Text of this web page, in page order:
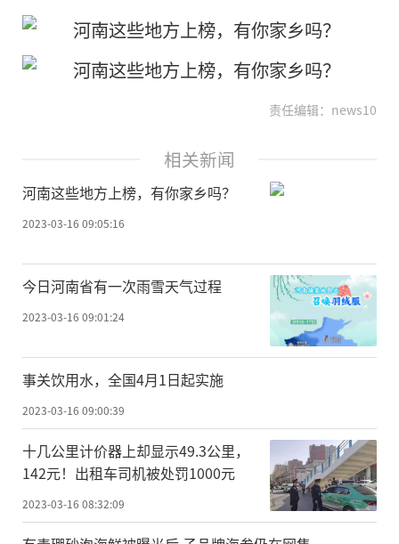
责任编辑：news10
相关新闻
河南这些地方上榜，有你家乡吗？
2023-03-16 09:05:16
今日河南省有一次雨雪天气过程
2023-03-16 09:01:24
事关饮用水，全国4月1日起实施
2023-03-16 09:00:39
十几公里计价器上却显示49.3公里，
142元！出租车司机被处罚1000元
2023-03-16 08:32:09